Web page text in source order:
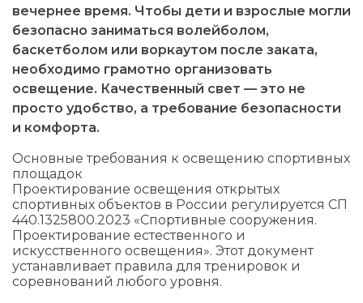
вечернее время. Чтобы дети и взрослые могли
безопасно заниматься волейболом,
баскетболом или воркаутом после заката,
необходимо грамотно организовать
освещение. Качественный свет — это не
просто удобство, а требование безопасности
и комфорта.
Основные требования к освещению спортивных
площадок
Проектирование освещения открытых
спортивных объектов в России регулируется СП
440.1325800.2023 «Спортивные сооружения.
Проектирование естественного и
искусственного освещения». Этот документ
устанавливает правила для тренировок и
соревнований любого уровня.